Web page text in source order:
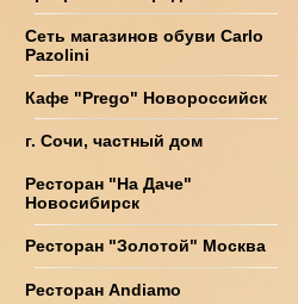
Сеть магазинов обуви Carlo
Pazolini
Кафе "Prego" Новороссийск
г. Сочи, частный дом
Ресторан "На Даче"
Новосибирск
Ресторан "Золотой" Москва
Ресторан Andiamo